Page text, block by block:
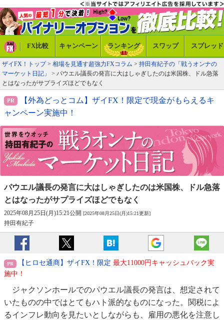
FX比較 キャンペーン ランキング スワップ スプレッド
ザイFX！トップ> 相場を見通す超強力FXコラム > 持田有紀子の「戦うオンナの
マーケット日記」
> パウエル議長の発言に大はしゃぎしたのは米国株、ドル急落
とはなったがサプライズほどでもなく
【外為どっとコム】ザイFX！限定で現金がもらえるキ
ャンペーン実施中！
パウエル議長の発言に大はしゃぎしたのは米国株、
ドル急落
とはなったがサプライズほどでもなく
2025年08月25日(月)15:21公開 [2025年08月25日(月)15:21更新]
持田有紀子
【ヒロセ通商】ザイFX！限定 最大11000円キャッシュバック実
施中！
ジャクソンホールでのパウエル議長の発言は、想定されて
いたものの中ではとてもハト派的なものになった。関税によ
るインフレ動向を見たいとしながらも、雇用の悪化を注意し